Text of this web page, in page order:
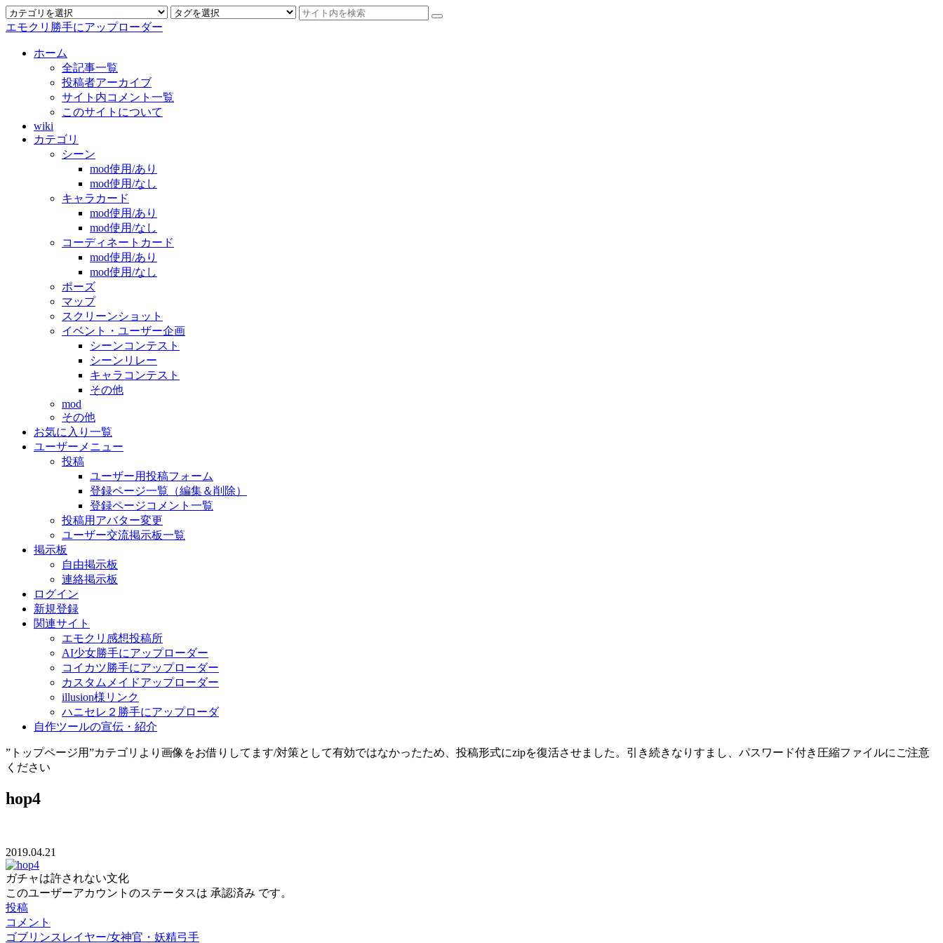
エモクリ勝手にアップローダー
ホーム
全記事一覧
投稿者アーカイブ
サイト内コメント一覧
このサイトについて
wiki
カテゴリ
シーン
mod使用/あり
mod使用/なし
キャラカード
mod使用/あり
mod使用/なし
コーディネートカード
mod使用/あり
mod使用/なし
ポーズ
マップ
スクリーンショット
イベント・ユーザー企画
シーンコンテスト
シーンリレー
キャラコンテスト
その他
mod
その他
お気に入り一覧
ユーザーメニュー
投稿
ユーザー用投稿フォーム
登録ページ一覧（編集＆削除）
登録ページコメント一覧
投稿用アバター変更
ユーザー交流掲示板一覧
掲示板
自由掲示板
連絡掲示板
ログイン
新規登録
関連サイト
エモクリ感想投稿所
AI少女勝手にアップローダー
コイカツ勝手にアップローダー
カスタムメイドアップローダー
illusion様リンク
ハニセレ２勝手にアップローダ
自作ツールの宣伝・紹介
”トップページ用”カテゴリより画像をお借りしてます/対策として有効ではなかったため、投稿形式にzipを復活させました。引き続きなりすまし、パスワード付き圧縮ファイルにご注意
ください
hop4
2019.04.21
ガチャは許されない文化
このユーザーアカウントのステータスは 承認済み です。
投稿
コメント
ゴブリンスレイヤー/女神官・妖精弓手